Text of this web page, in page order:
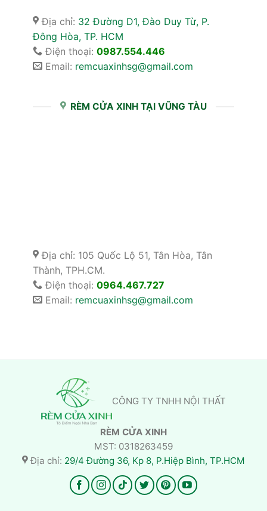
Địa chỉ: 32 Đường D1, Đào Duy Từ, P.
Đông Hòa, TP. HCM
Điện thoại: 0987.554.446
Email: remcuaxinhsg@gmail.com
RÈM CỬA XINH TẠI VŨNG TÀU
Địa chỉ: 105 Quốc Lộ 51, Tân Hòa, Tân
Thành, TPH.CM.
Điện thoại: 0964.467.727
Email: remcuaxinhsg@gmail.com
CÔNG TY TNHH NỘI THẤT
RÈM CỬA XINH
MST: 0318263459
Địa chỉ: 29/4 Đường 36, Kp 8, P.Hiệp Bình, TP.HCM